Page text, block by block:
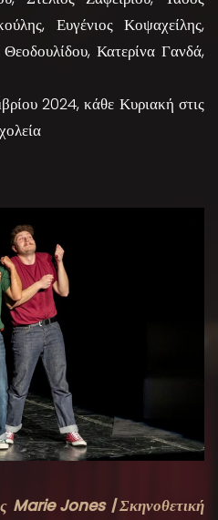
Ευγένιος Κοψαχείλης,
Κατερίνα Γανδά,
2024, κάθε Κυριακή στις
Marie Jones | Σκηνοθετική